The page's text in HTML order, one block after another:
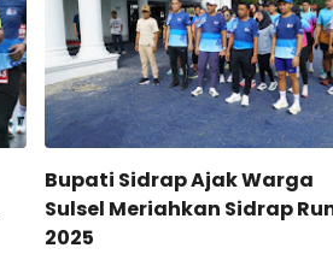
Bupati Sidrap Ajak Warga
Sulsel Meriahkan Sidrap
2025